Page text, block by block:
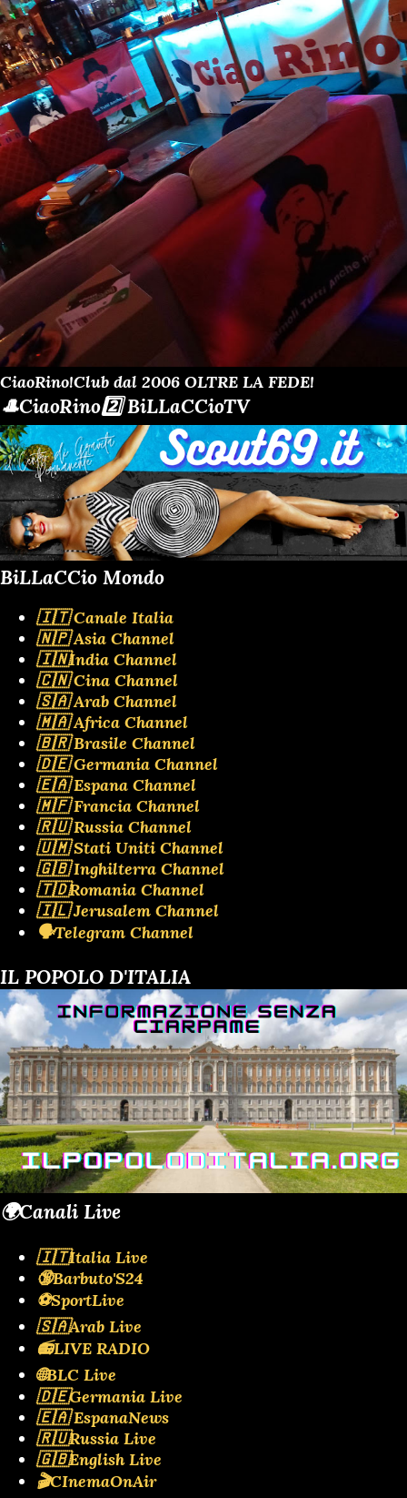
CiaoRino!Club dal 2006 OLTRE LA FEDE!
🎩CiaoRino2️⃣ BiLLaCCioTV
BiLLaCCio Mondo
🇮🇹 Canale Italia
🇳🇵 Asia Channel
🇮🇳India Channel
🇨🇳 Cina Channel
🇸🇦 Arab Channel
🇲🇦 Africa Channel
🇧🇷 Brasile Channel
🇩🇪 Germania Channel
🇪🇦 Espana Channel
🇲🇫 Francia Channel
🇷🇺 Russia Channel
🇺🇲 Stati Uniti Channel
🇬🇧 Inghilterra Channel
🇹🇩Romania Channel
🇮🇱 Jerusalem Channel
🗣️Telegram Channel
IL POPOLO D'ITALIA
🌍Canali Live
🇮🇹Italia Live
🔞Barbuto'S24
⚽SportLive
🇸🇦Arab Live
📻LIVE RADIO
🌐BLC Live
🇩🇪Germania Live
🇪🇦 EspanaNews
🇷🇺Russia Live
🇬🇧English Live
🎬CInemaOnAir